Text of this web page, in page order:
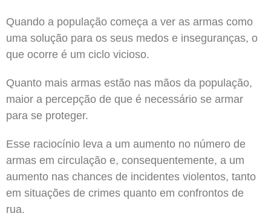
Quando a população começa a ver as armas como
uma solução para os seus medos e inseguranças, o
que ocorre é um ciclo vicioso.
Quanto mais armas estão nas mãos da população,
maior a percepção de que é necessário se armar
para se proteger.
Esse raciocínio leva a um aumento no número de
armas em circulação e, consequentemente, a um
aumento nas chances de incidentes violentos, tanto
em situações de crimes quanto em confrontos de
rua.